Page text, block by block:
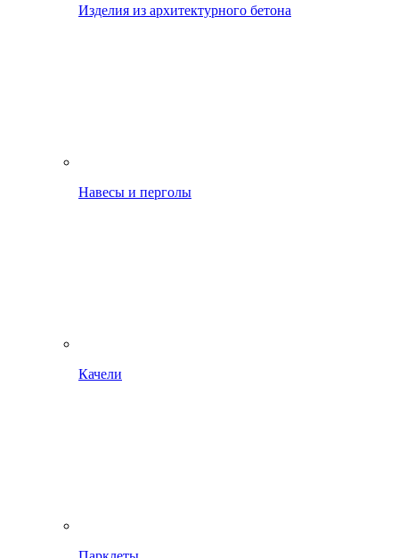
Изделия из архитектурного бетона
Навесы и перголы
Качели